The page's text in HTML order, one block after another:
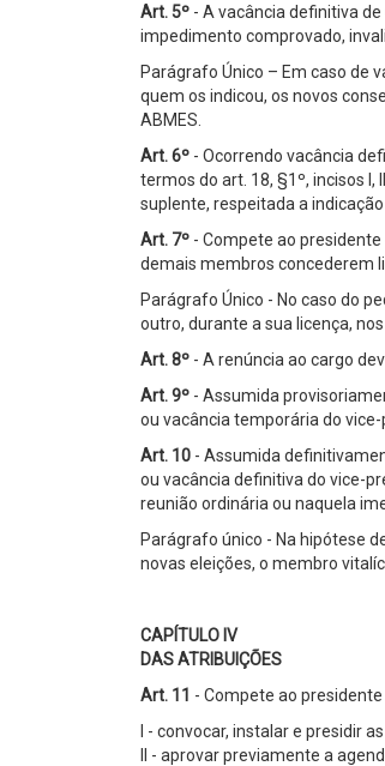
Art. 5º - A vacância definitiva
impedimento comprovado,
Parágrafo Único – Em caso de
quem os indicou, os novos
ABMES.
Art. 6º - Ocorrendo vacância
termos do art. 18, §1º, incisos I,
suplente, respeitada a indicação
Art. 7º - Compete ao
demais membros concederem
Parágrafo Único - No caso do
outro, durante a sua licença, nos
Art. 8º - A renúncia ao cargo
Art. 9º - Assumida
ou vacância temporária do
Art. 10 - Assumida
ou vacância definitiva do vice-
reunião ordinária ou naquela
Parágrafo único - Na hipótese
novas eleições, o membro
CAPÍTULO IV
DAS ATRIBUIÇÕES
Art. 11 - Compete ao
I - convocar, instalar e presidir
II - aprovar previamente a